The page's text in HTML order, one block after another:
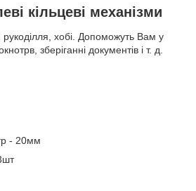
кільцеві механізми
рукоділля, хобі. Допоможуть Вам у
зберіганні документів і т. д.
- 20мм